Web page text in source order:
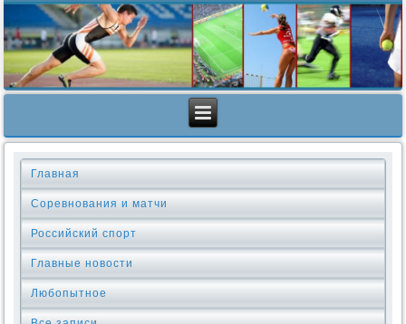
Главная
Соревнования и матчи
Российский спорт
Главные новости
Любопытное